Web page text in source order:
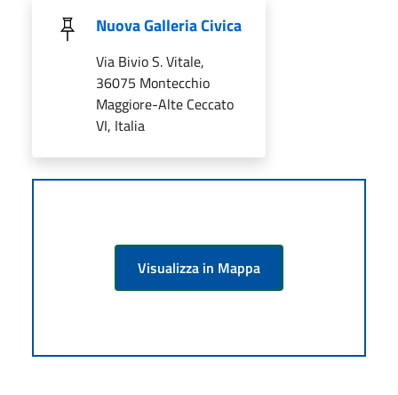
Nuova Galleria Civica
Via Bivio S. Vitale,
36075 Montecchio
Maggiore-Alte Ceccato
VI, Italia
Visualizza in Mappa